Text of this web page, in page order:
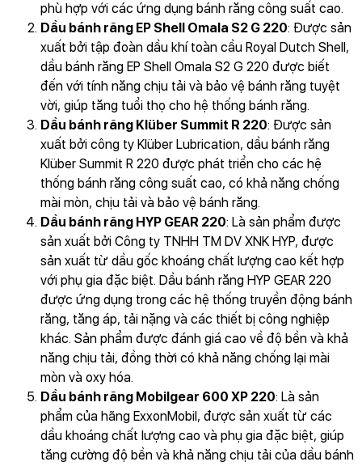
phù hợp với các ứng dụng bánh răng công suất cao.
Dầu bánh răng EP Shell Omala S2 G 220: Được sản
xuất bởi tập đoàn dầu khí toàn cầu Royal Dutch Shell,
dầu bánh răng EP Shell Omala S2 G 220 được biết
đến với tính năng chịu tải và bảo vệ bánh răng tuyệt
vời, giúp tăng tuổi thọ cho hệ thống bánh răng.
Dầu bánh răng Klüber Summit R 220: Được sản
xuất bởi công ty Klüber Lubrication, dầu bánh răng
Klüber Summit R 220 được phát triển cho các hệ
thống bánh răng công suất cao, có khả năng chống
mài mòn, chịu tải và bảo vệ bánh răng.
Dầu bánh răng HYP GEAR 220: Là sản phẩm được
sản xuất bởi Công ty TNHH TM DV XNK HYP, được
sản xuất từ dầu gốc khoáng chất lượng cao kết hợp
với phụ gia đặc biệt. Dầu bánh răng HYP GEAR 220
được ứng dụng trong các hệ thống truyền động bánh
răng, tăng áp, tải nặng và các thiết bị công nghiệp
khác. Sản phẩm được đánh giá cao về độ bền và khả
năng chịu tải, đồng thời có khả năng chống lại mài
mòn và oxy hóa.
Dầu bánh răng Mobilgear 600 XP 220: Là sản
phẩm của hãng ExxonMobil, được sản xuất từ các
dầu khoáng chất lượng cao và phụ gia đặc biệt, giúp
tăng cường độ bền và khả năng chịu tải của dầu bánh